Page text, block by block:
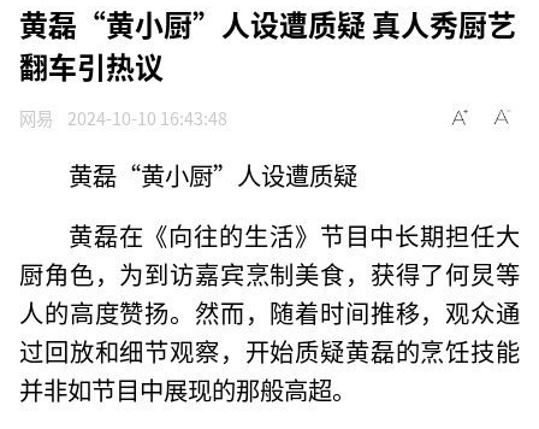
黄磊“黄小厨”人设遭质疑 真人秀厨艺
翻车引热议
网易 2024-10-10 16:43:48
黄磊“黄小厨”人设遭质疑
黄磊在《向往的生活》节目中长期担任大
厨角色，为到访嘉宾烹制美食，获得了何炅等
人的高度赞扬。然而，随着时间推移，观众通
过回放和细节观察，开始质疑黄磊的烹饪技能
并非如节目中展现的那般高超。